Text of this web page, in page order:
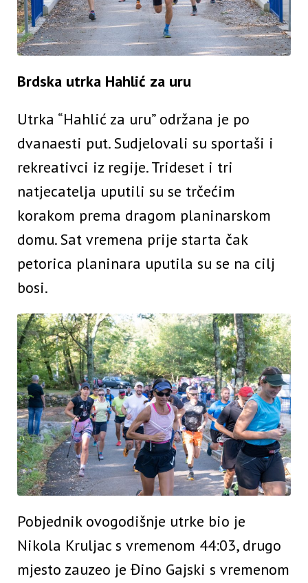
Brdska utrka Hahlić za uru
Utrka “Hahlić za uru” održana je po
dvanaesti put. Sudjelovali su sportaši i
rekreativci iz regije. Trideset i tri
natjecatelja uputili su se trčećim
korakom prema dragom planinarskom
domu. Sat vremena prije starta čak
petorica planinara uputila su se na cilj
bosi.
Pobjednik ovogodišnje utrke bio je
Nikola Kruljac s vremenom 44:03, drugo
mjesto zauzeo je Đino Gajski s vremenom